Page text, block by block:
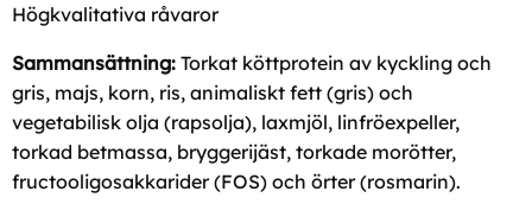
Högkvalitativa råvaror
Sammansättning: Torkat köttprotein av kyckling och
gris, majs, korn, ris, animaliskt fett (gris) och
vegetabilisk olja (rapsolja), laxmjöl, linfröexpeller,
torkad betmassa, bryggerijäst, torkade morötter,
fructooligosakkarider (FOS) och örter (rosmarin).